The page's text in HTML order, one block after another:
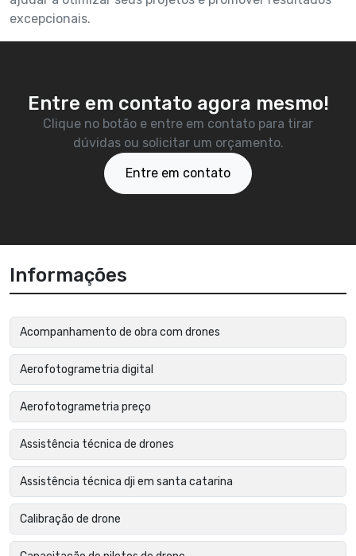
excepcionais.
Entre em contato agora mesmo!
Clique no botão e entre em contato para tirar
dúvidas ou solicitar um orçamento.
Entre em contato
Informações
Acompanhamento de obra com drones
Aerofotogrametria digital
Aerofotogrametria preço
Assistência técnica de drones
Assistência técnica dji em santa catarina
Calibração de drone